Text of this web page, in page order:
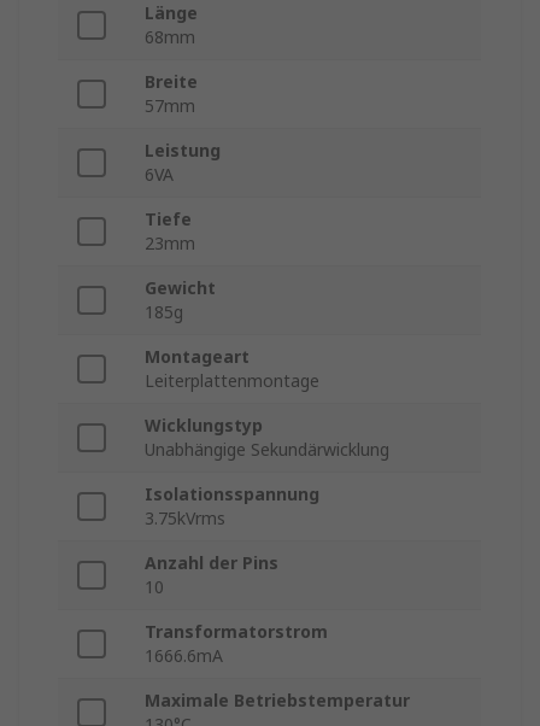
Länge
68mm
Breite
57mm
Leistung
6VA
Tiefe
23mm
Gewicht
185g
Montageart
Leiterplattenmontage
Wicklungstyp
Unabhängige Sekundärwicklung
Isolationsspannung
3.75kVrms
Anzahl der Pins
10
Transformatorstrom
1666.6mA
Maximale Betriebstemperatur